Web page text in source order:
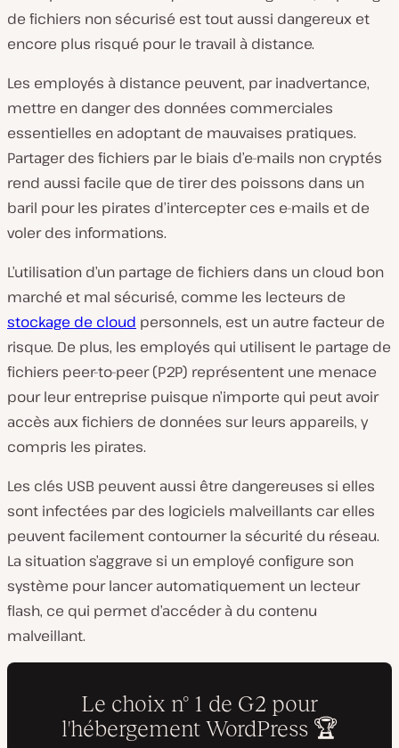
de fichiers non sécurisé est tout aussi dangereux et
encore plus risqué pour le travail à distance.
Les employés à distance peuvent, par inadvertance,
mettre en danger des données commerciales
essentielles en adoptant de mauvaises pratiques.
Partager des fichiers par le biais d’e-mails non cryptés
rend aussi facile que de tirer des poissons dans un
baril pour les pirates d’intercepter ces e-mails et de
voler des informations.
L’utilisation d’un partage de fichiers dans un cloud bon
marché et mal sécurisé, comme les lecteurs de
stockage de cloud personnels, est un autre facteur de
risque. De plus, les employés qui utilisent le partage de
fichiers peer-to-peer (P2P) représentent une menace
pour leur entreprise puisque n’importe qui peut avoir
accès aux fichiers de données sur leurs appareils, y
compris les pirates.
Les clés USB peuvent aussi être dangereuses si elles
sont infectées par des logiciels malveillants car elles
peuvent facilement contourner la sécurité du réseau.
La situation s’aggrave si un employé configure son
système pour lancer automatiquement un lecteur
flash, ce qui permet d’accéder à du contenu
malveillant.